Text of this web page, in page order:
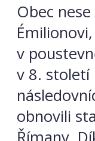
Obec
v
v 8. století
obnovili